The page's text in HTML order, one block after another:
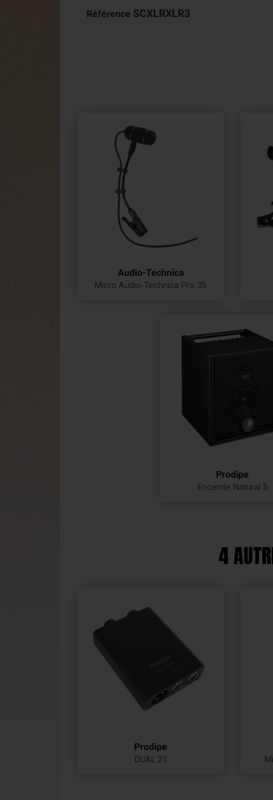
Référence SCXLRXLR3
Audio-Technica
Micro Audio-Technica Pro 35
Prodipe
Enceinte Natural 5
4
Prodipe
DUAL 21